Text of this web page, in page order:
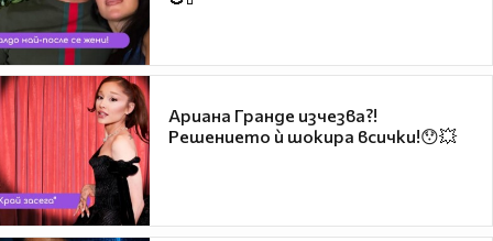
Ариана Гранде изчезва?!
Решението ѝ шокира всички!😯💥